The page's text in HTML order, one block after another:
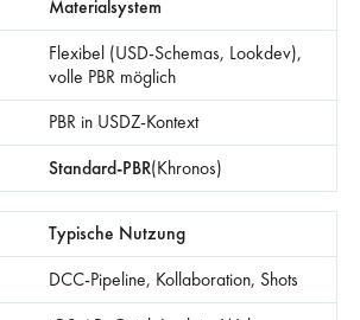
Materialsystem
Flexibel (USD-Schemas, Lookdev),
volle PBR möglich
PBR in USDZ-Kontext
Standard-PBR(Khronos)
Typische Nutzung
DCC-Pipeline, Kollaboration, Shots